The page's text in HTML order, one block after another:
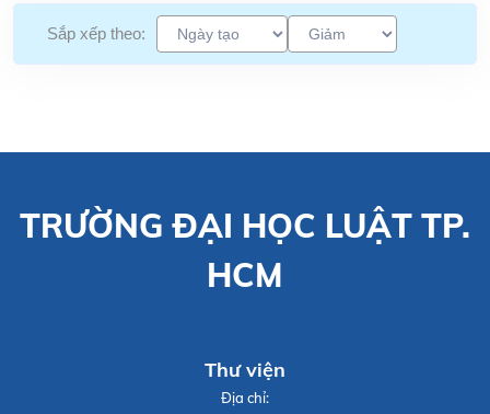
Sắp xếp theo:
TRƯỜNG ĐẠI HỌC LUẬT TP.
HCM
Thư viện
Địa chỉ: